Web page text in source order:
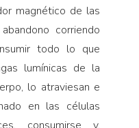
magnético de las
corriendo
todo lo que
lumínicas de la
lo atraviesan e
en las células